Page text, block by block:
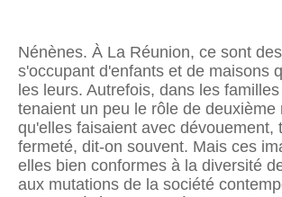
Nénènes. À La Réunion, ce sont
s'occupant d'enfants et de maisons
les leurs. Autrefois, dans les
tenaient un peu le rôle de deuxième
qu'elles faisaient avec dévouement,
fermeté, dit-on souvent. Mais ces
elles bien conformes à la diversité
aux mutations de la société